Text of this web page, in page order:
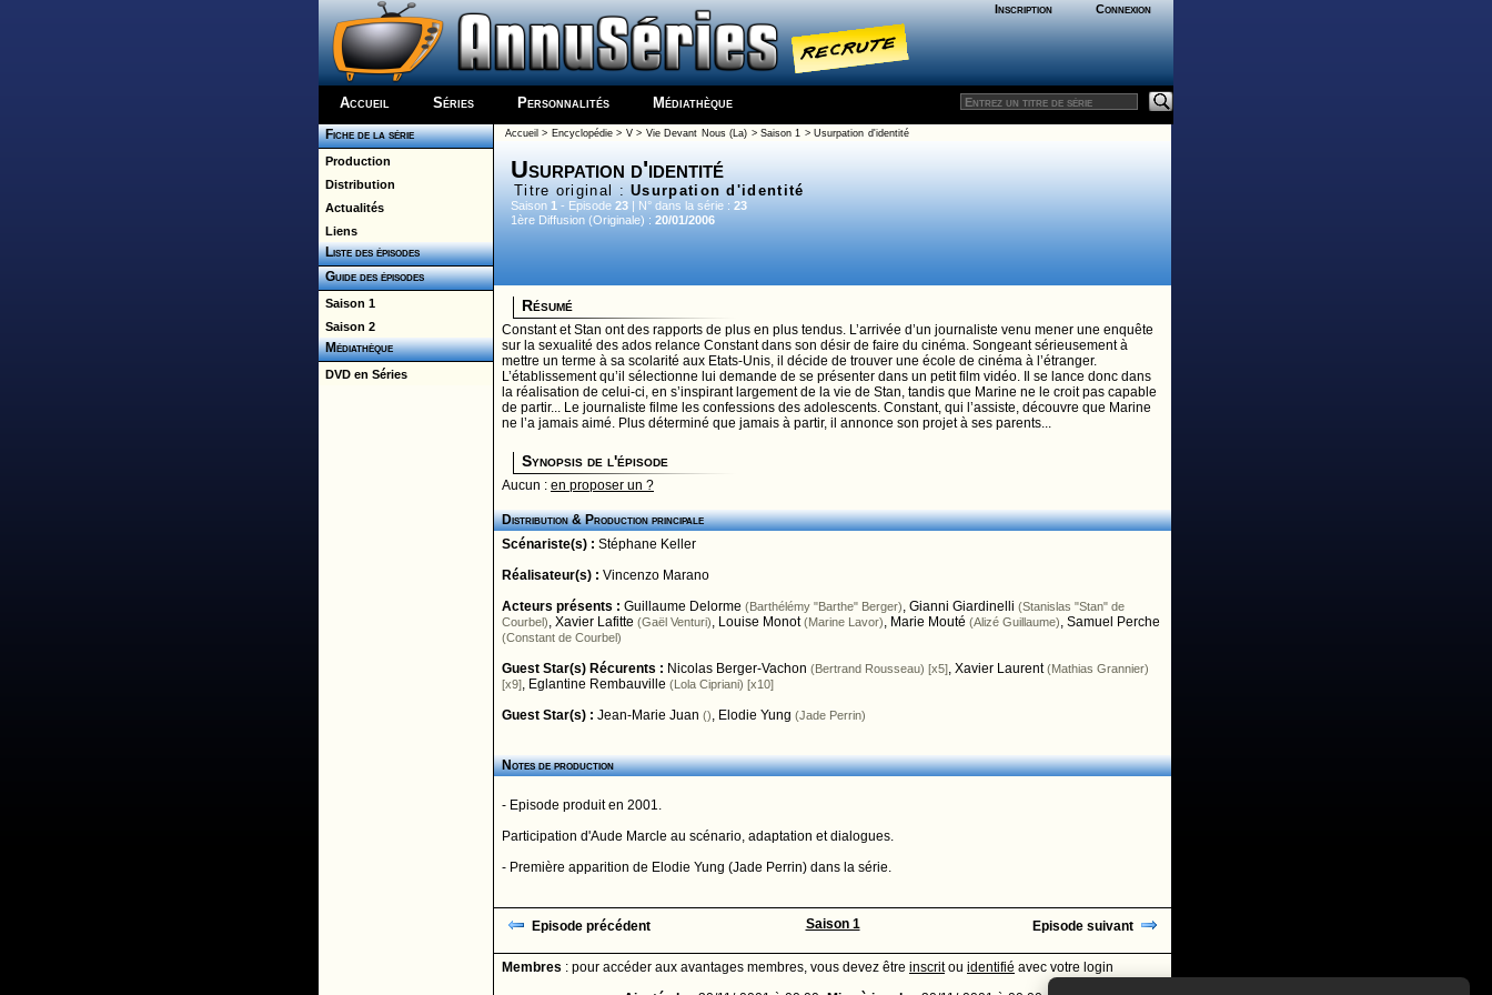
Inscription Connexion
Accueil Séries Personnalités Médiathèque
Fiche de la série
Production
Distribution
Actualités
Liens
Liste des épisodes
Guide des épisodes
Saison 1
Saison 2
Médiathèque
DVD en Séries
Accueil > Encyclopédie> V> Vie Devant Nous (La) > Saison 1 > Usurpation d'identité
Usurpation d'identité
Titre original :Usurpation d'identité
Saison 1 - Episode 23 | N° dans la série : 23
1ère Diffusion (Originale) : 20/01/2006
Résumé
Constant et Stan ont des rapports de plus en plus tendus. L’arrivée d’un journaliste venu mener une enquête
sur la sexualité des ados relance Constant dans son désir de faire du cinéma. Songeant sérieusement à
mettre un terme à sa scolarité aux Etats-Unis, il décide de trouver une école de cinéma à l’étranger.
L’établissement qu’il sélectionne lui demande de se présenter dans un petit film vidéo. Il se lance donc dans
la réalisation de celui-ci, en s’inspirant largement de la vie de Stan, tandis que Marine ne le croit pas capable
de partir... Le journaliste filme les confessions des adolescents. Constant, qui l’assiste, découvre que Marine
ne l’a jamais aimé. Plus déterminé que jamais à partir, il annonce son projet à ses parents...
Synopsis de l'épisode
Aucun : en proposer un ?
Distribution & Production principale
Scénariste(s) : Stéphane Keller
Réalisateur(s) : Vincenzo Marano
Acteurs présents : Guillaume Delorme (Barthélémy "Barthe" Berger), Gianni Giardinelli (Stanislas "Stan" de
Courbel), Xavier Lafitte (Gaël Venturi), Louise Monot (Marine Lavor), Marie Mouté (Alizé Guillaume), Samuel Perche
(Constant de Courbel)
Guest Star(s) Récurents : Nicolas Berger-Vachon (Bertrand Rousseau) [x5], Xavier Laurent (Mathias Grannier)
[x9], Eglantine Rembauville (Lola Cipriani) [x10]
Guest Star(s) : Jean-Marie Juan (), Elodie Yung (Jade Perrin)
Notes de production
- Episode produit en 2001.
Participation d'Aude Marcle au scénario, adaptation et dialogues.
- Première apparition de Elodie Yung (Jade Perrin) dans la série.
Episode précédent Saison 1 Episode suivant
Membres : pour accéder aux avantages membres, vous devez être inscritou identifié avec votre login